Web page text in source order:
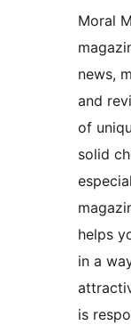
Moral
news,
and
of
solid
helps
in a
is